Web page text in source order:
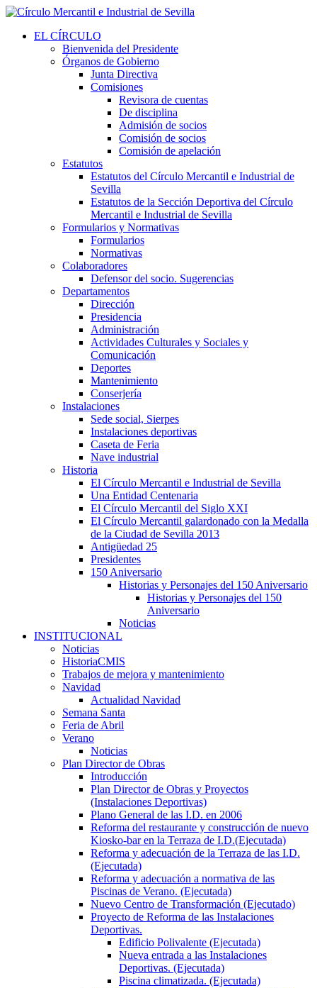
EL CÍRCULO
Bienvenida del Presidente
Órganos de Gobierno
Junta Directiva
Comisiones
Revisora de cuentas
De disciplina
Admisión de socios
Comisión de socios
Comisión de apelación
Estatutos
Estatutos del Círculo Mercantil e Industrial de
Sevilla
Estatutos de la Sección Deportiva del Círculo
Mercantil e Industrial de Sevilla
Formularios y Normativas
Formularios
Normativas
Colaboradores
Defensor del socio. Sugerencias
Departamentos
Dirección
Presidencia
Administración
Actividades Culturales y Sociales y
Comunicación
Deportes
Mantenimiento
Conserjería
Instalaciones
Sede social, Sierpes
Instalaciones deportivas
Caseta de Feria
Nave industrial
Historia
El Círculo Mercantil e Industrial de Sevilla
Una Entidad Centenaria
El Círculo Mercantil del Siglo XXI
El Círculo Mercantil galardonado con la Medalla
de la Ciudad de Sevilla 2013
Antigüedad 25
Presidentes
150 Aniversario
Historias y Personajes del 150 Aniversario
Historias y Personajes del 150
Aniversario
Noticias
INSTITUCIONAL
Noticias
HistoriaCMIS
Trabajos de mejora y mantenimiento
Navidad
Actualidad Navidad
Semana Santa
Feria de Abril
Verano
Noticias
Plan Director de Obras
Introducción
Plan Director de Obras y Proyectos
(Instalaciones Deportivas)
Plano General de las I.D. en 2006
Reforma del restaurante y construcción de nuevo
Kiosko-bar en la Terraza de I.D.(Ejecutada)
Reforma y adecuación de la Terraza de las I.D.
(Ejecutada)
Reforma y adecuación a normativa de las
Piscinas de Verano. (Ejecutada)
Nuevo Centro de Transformación (Ejecutado)
Proyecto de Reforma de las Instalaciones
Deportivas.
Edificio Polivalente (Ejecutada)
Nueva entrada a las Instalaciones
Deportivas. (Ejecutada)
Piscina climatizada. (Ejecutada)